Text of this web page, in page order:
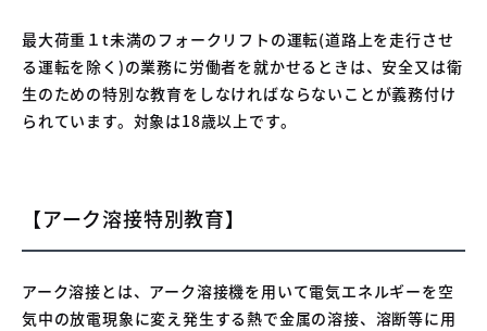
最大荷重１t未満のフォークリフトの運転(道路上を走行させ
る運転を除く)の業務に労働者を就かせるときは、安全又は衛
生のための特別な教育をしなければならないことが義務付け
られています。対象は18歳以上です。
【アーク溶接特別教育】
アーク溶接とは、アーク溶接機を用いて電気エネルギーを空
気中の放電現象に変え発生する熱で金属の溶接、溶断等に用